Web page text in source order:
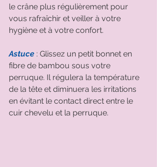
le crâne plus régulièrement pour
vous rafraîchir et veiller à votre
hygiène et à votre confort.
Astuce : Glissez un petit bonnet en
fibre de bambou sous votre
perruque. Il régulera la température
de la tête et diminuera les irritations
en évitant le contact direct entre le
cuir chevelu et la perruque.